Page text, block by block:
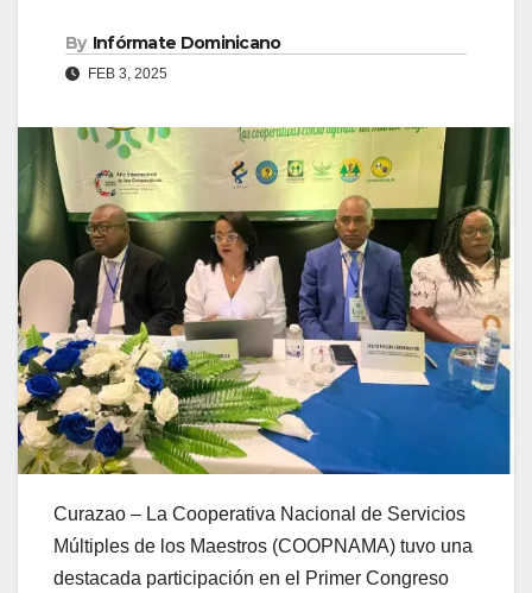
By Infórmate Dominicano
FEB 3, 2025
Curazao – La Cooperativa Nacional de Servicios
Múltiples de los Maestros (COOPNAMA) tuvo una
destacada participación en el Primer Congreso